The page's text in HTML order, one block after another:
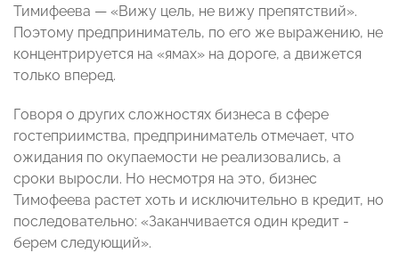
Тимифеева — «Вижу цель, не вижу препятствий».
Поэтому предприниматель, по его же выражению, не
концентрируется на «ямах» на дороге, а движется
только вперед.
Говоря о других сложностях бизнеса в сфере
гостеприимства, предприниматель отмечает, что
ожидания по окупаемости не реализовались, а
сроки выросли. Но несмотря на это, бизнес
Тимофеева растет хоть и исключительно в кредит, но
последовательно: «Заканчивается один кредит -
берем следующий».